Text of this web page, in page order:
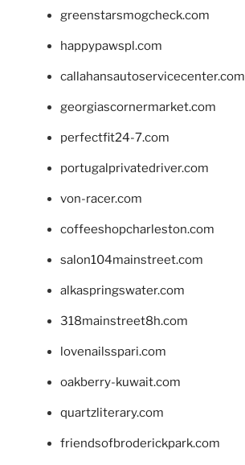
greenstarsmogcheck.com
happypawspl.com
callahansautoservicecenter.com
georgiascornermarket.com
perfectfit24-7.com
portugalprivatedriver.com
von-racer.com
coffeeshopcharleston.com
salon104mainstreet.com
alkaspringswater.com
318mainstreet8h.com
lovenailsspari.com
oakberry-kuwait.com
quartzliterary.com
friendsofbroderickpark.com